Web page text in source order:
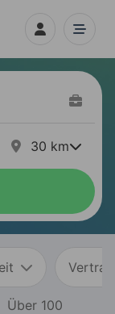
30 km
Über 100